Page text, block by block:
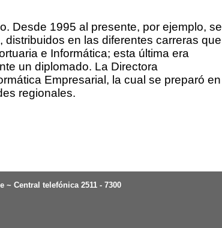
Desde 1995 al presente, por ejemplo, se
en las diferentes carreras que
e Informática; esta última era
un diplomado. La Directora
Empresarial, la cual se preparó en
regionales.
~ Central telefónica 2511 - 7300